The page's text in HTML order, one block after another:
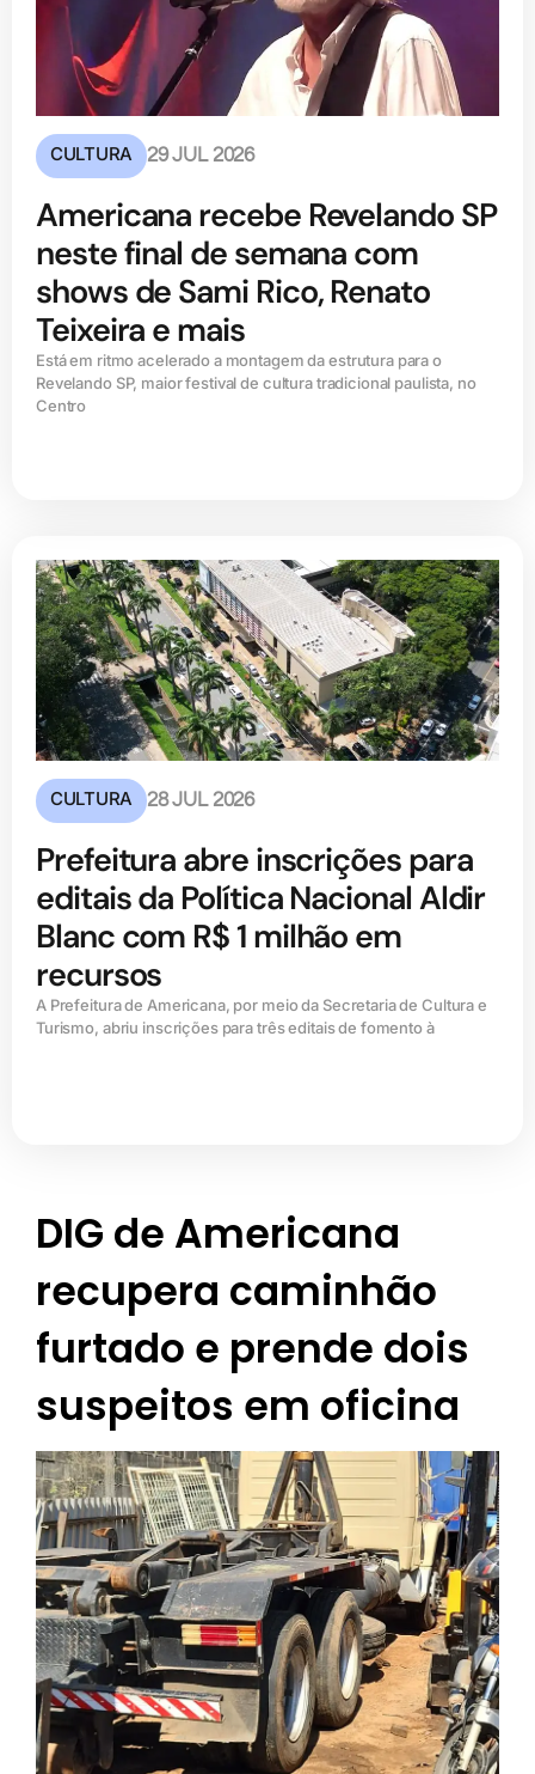
CULTURA 29 JUL 2026
Americana recebe Revelando SP
neste final de semana com
shows de Sami Rico, Renato
Teixeira e mais
Está em ritmo acelerado a montagem da estrutura para o
Revelando SP, maior festival de cultura tradicional paulista, no
Centro
CULTURA 28 JUL 2026
Prefeitura abre inscrições para
editais da Política Nacional Aldir
Blanc com R$ 1 milhão em
recursos
A Prefeitura de Americana, por meio da Secretaria de Cultura e
Turismo, abriu inscrições para três editais de fomento à
DIG de Americana
recupera caminhão
furtado e prende dois
suspeitos em oficina